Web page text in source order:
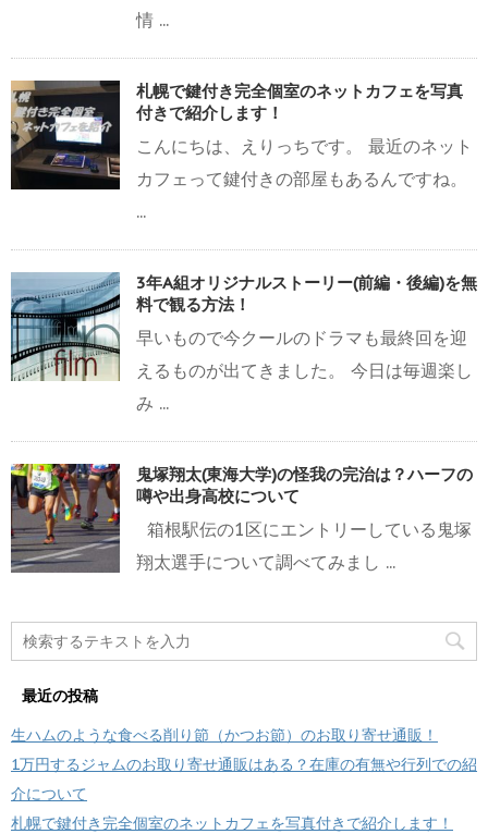
情 ...
札幌で鍵付き完全個室のネットカフェを写真
付きで紹介します！
こんにちは、えりっちです。 最近のネット
カフェって鍵付きの部屋もあるんですね。
...
3年A組オリジナルストーリー(前編・後編)を無
料で観る方法！
早いもので今クールのドラマも最終回を迎
えるものが出てきました。 今日は毎週楽し
み ...
鬼塚翔太(東海大学)の怪我の完治は？ハーフの
噂や出身高校について
箱根駅伝の1区にエントリーしている鬼塚
翔太選手について調べてみまし ...
最近の投稿
生ハムのような食べる削り節（かつお節）のお取り寄せ通販！
1万円するジャムのお取り寄せ通販はある？在庫の有無や行列での紹
介について
札幌で鍵付き完全個室のネットカフェを写真付きで紹介します！